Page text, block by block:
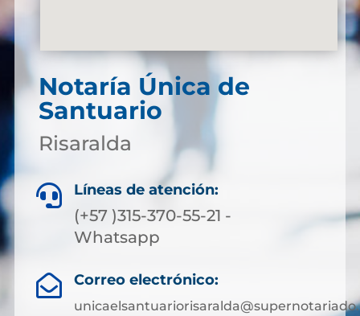
Notaría Única de
Santuario
Risaralda
 Líneas de atención:
(+57 )315-370-55-21 -
Whatsapp
 Correo electrónico: